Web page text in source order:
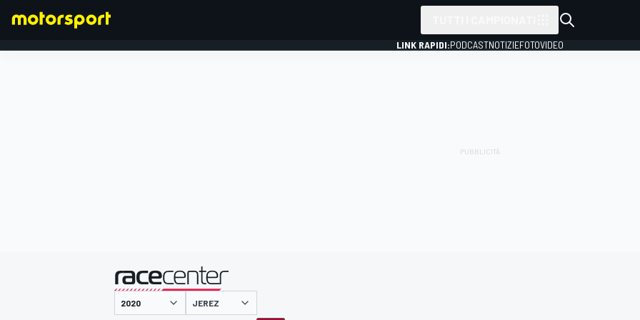
LINK RAPIDI:PODCASTNOTIZIEFOTOVIDEO
presentato da
JEREZ